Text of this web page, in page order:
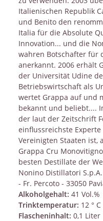
Italienischen Republik
und Benito den
Italia für die Absolute
Innovation... und die
wahren Botschafter für
anerkannt. 2006 erhält
der Universität Udine
Betriebswirtschaft als
wertet Grappa auf und
bekannt und beliebt....
der laut der Zeitschrift
einflussreichste
Vereinigten Staaten ist,
Grappa Cru
besten Destillate der
Nonino Distillatori
- Fr. Percoto - 33050
Alkoholgehalt: 41 Vol.%
Trinktemperatur: 12 ° C
Flascheninhalt: 0,1 Liter